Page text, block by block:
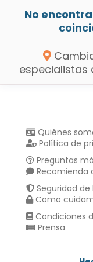
No
especialistas
Quiénes
Política de
Preguntas
Recomienda
Seguridad
Como
Condiciones
Prensa